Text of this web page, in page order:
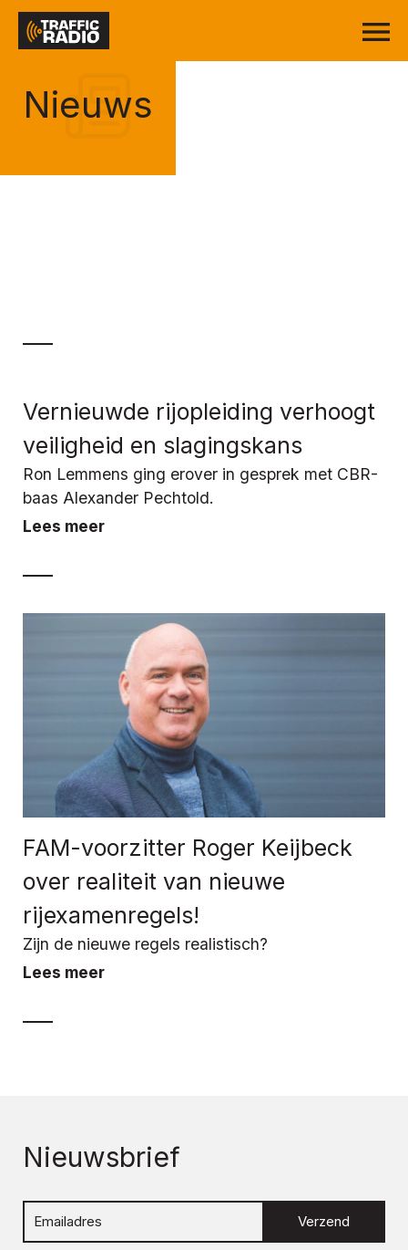
Nieuws
Vernieuwde rijopleiding verhoogt
veiligheid en slagingskans
Ron Lemmens ging erover in gesprek met CBR-
baas Alexander Pechtold.
Lees meer
FAM-voorzitter Roger Keijbeck
over realiteit van nieuwe
rijexamenregels!
Zijn de nieuwe regels realistisch?
Lees meer
Nieuwsbrief
Verzend